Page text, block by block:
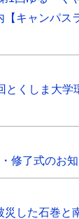
【キャンパス
とくしま大学
修了式のお
した石巻と